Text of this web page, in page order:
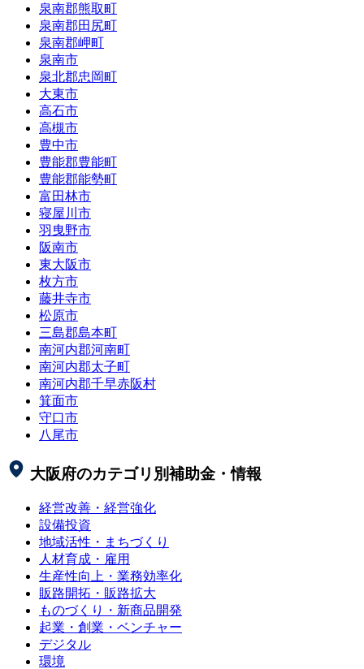
泉南郡熊取町
泉南郡田尻町
泉南郡岬町
泉南市
泉北郡忠岡町
大東市
高石市
高槻市
豊中市
豊能郡豊能町
豊能郡能勢町
富田林市
寝屋川市
羽曳野市
阪南市
東大阪市
枚方市
藤井寺市
松原市
三島郡島本町
南河内郡河南町
南河内郡太子町
南河内郡千早赤阪村
箕面市
守口市
八尾市
大阪府のカテゴリ別補助金・情報
経営改善・経営強化
設備投資
地域活性・まちづくり
人材育成・雇用
生産性向上・業務効率化
販路開拓・販路拡大
ものづくり・新商品開発
起業・創業・ベンチャー
デジタル
環境